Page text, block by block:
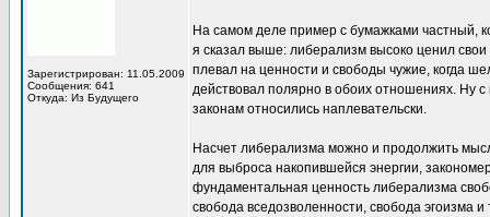
Зарегистрирован: 11.05.2009
Сообщения: 641
Откуда: Из Будущего
На самом деле пример с бумажками частный,
я сказал выше: либерализм высоко ценил
плевал на ценности и свободы чужие, когда
действовал полярно в обоих отношениях. Ну с
законам относились наплевательски.
Насчет либерализма можно и продолжить
для выброса накопившейся энергии,
фундаментальная ценность либерализма
свобода вседозволенности, свобода эгоизма